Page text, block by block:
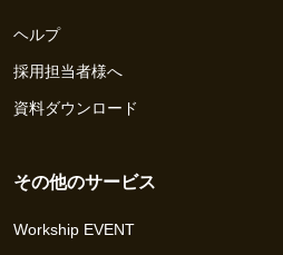
ヘルプ
採用担当者様へ
資料ダウンロード
その他のサービス
Workship EVENT